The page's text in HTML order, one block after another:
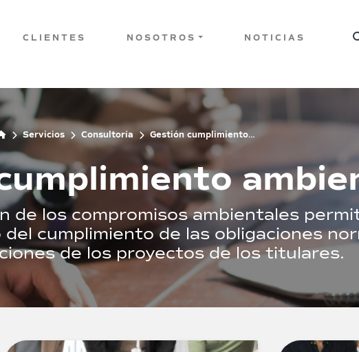
CLIENTES NOSOTROS NOTICIAS
Servicios Consultoría
Gestión cumplimiento
ambiental
de los compromisos ambientales
cumplimiento de las obligaciones
de los proyectos de los titulares.